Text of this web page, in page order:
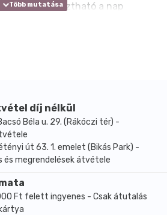
fogyasztható a nap
2,5 g
díj nélkül
Béla u. 29. (Rákóczi tér) -
út 63. 1. emelet (Bikás Park) -
és megrendelések átvétele
Ft felett ingyenes - Csak átutalás